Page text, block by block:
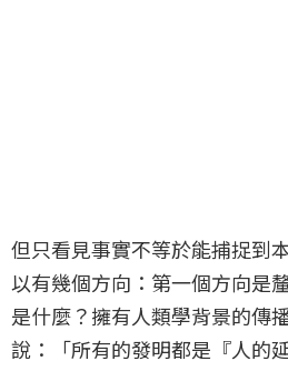
但只看見事實不等於能捕捉到
以有幾個方向：第一個方向是
是什麼？擁有人類學背景的傳
說：「所有的發明都是『人的